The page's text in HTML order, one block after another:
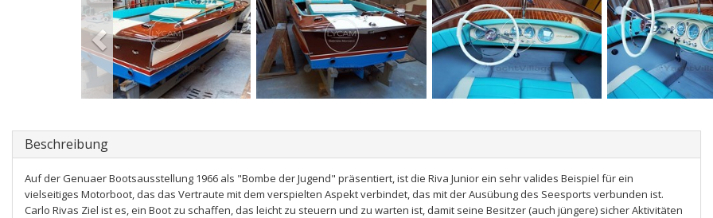
Beschreibung
Auf der Genuaer Bootsausstellung 1966 als "Bombe der Jugend" präsentiert, ist die Riva Junior ein sehr valides Beispiel für ein
vielseitiges Motorboot, das das Vertraute mit dem verspielten Aspekt verbindet, das mit der Ausübung des Seesports verbunden ist.
Carlo Rivas Ziel ist es, ein Boot zu schaffen, das leicht zu steuern und zu warten ist, damit seine Besitzer (auch jüngere) sicher Aktivitäten